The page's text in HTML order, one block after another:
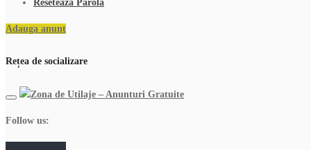
Reseteaza Parola
Adauga anunt
Rețea de socializare
Follow us: